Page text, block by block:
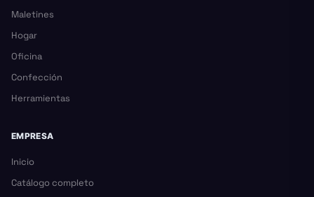
Maletines
Hogar
Oficina
Confección
Herramientas
EMPRESA
Inicio
Catálogo completo